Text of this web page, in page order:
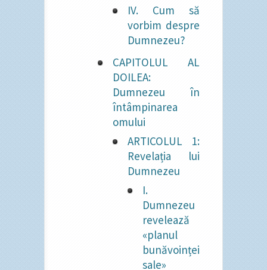
IV. Cum să
vorbim despre
Dumnezeu?
CAPITOLUL AL
DOILEA:
Dumnezeu în
întâmpinarea
omului
ARTICOLUL 1:
Revelația lui
Dumnezeu
I.
Dumnezeu
revelează
«planul
bunăvoinței
sale»